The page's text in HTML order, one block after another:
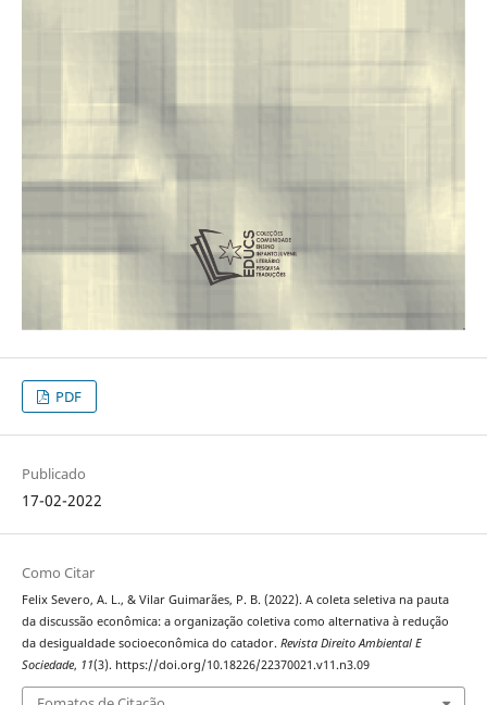
PDF
Publicado
17-02-2022
Como Citar
Felix Severo, A. L., & Vilar Guimarães, P. B. (2022). A coleta seletiva na pauta
da discussão econômica: a organização coletiva como alternativa à redução
da desigualdade socioeconômica do catador. Revista Direito Ambiental E
Sociedade, 11(3). https://doi.org/10.18226/22370021.v11.n3.09